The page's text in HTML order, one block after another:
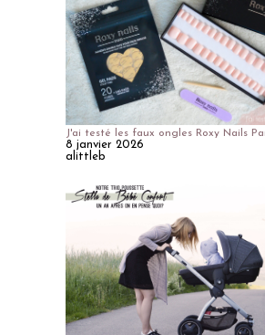
J'ai testé les faux ongles Roxy Nails
8 janvier 2026
alittleb